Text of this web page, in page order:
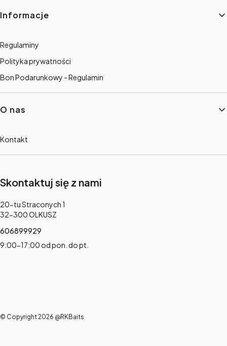
Informacje
Regulaminy
Polityka prywatności
Bon Podarunkowy - Regulamin
O nas
Kontakt
Skontaktuj się z nami
Adres:
20-tu Straconych 1
32-300 OLKUSZ
606899929
9:00-17:00 od pon. do pt.
© Copyright 2026 @RKBaits